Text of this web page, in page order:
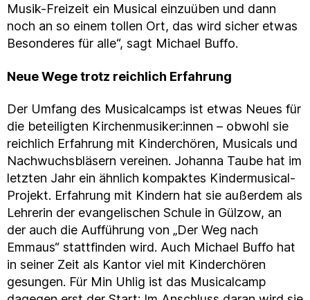
Musik-Freizeit ein Musical einzuüben und dann
noch an so einem tollen Ort, das wird sicher etwas
Besonderes für alle“, sagt Michael Buffo.
Neue Wege trotz reichlich Erfahrung
Der Umfang des Musicalcamps ist etwas Neues für
die beteiligten Kirchenmusiker:innen – obwohl sie
reichlich Erfahrung mit Kinderchören, Musicals und
Nachwuchsbläsern vereinen. Johanna Taube hat im
letzten Jahr ein ähnlich kompaktes Kindermusical-
Projekt. Erfahrung mit Kindern hat sie außerdem als
Lehrerin der evangelischen Schule in Gülzow, an
der auch die Aufführung von „Der Weg nach
Emmaus“ stattfinden wird. Auch Michael Buffo hat
in seiner Zeit als Kantor viel mit Kinderchören
gesungen. Für Min Uhlig ist das Musicalcamp